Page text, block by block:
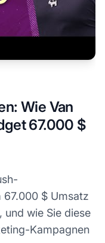
Wie Van
67.000 $
67.000 $ Umsatz
und wie Sie diese
Kampagnen